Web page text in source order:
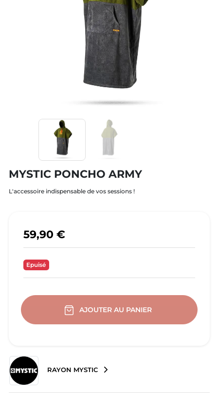
MYSTIC PONCHO ARMY
L'accessoire indispensable de vos sessions !
59,90 €
Epuisé
AJOUTER AU PANIER
RAYON MYSTIC